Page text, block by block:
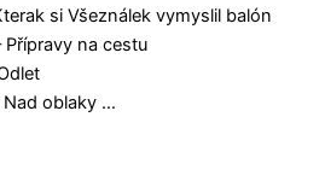
si Všeználek vymyslil balón
na cestu
Nad oblaky …